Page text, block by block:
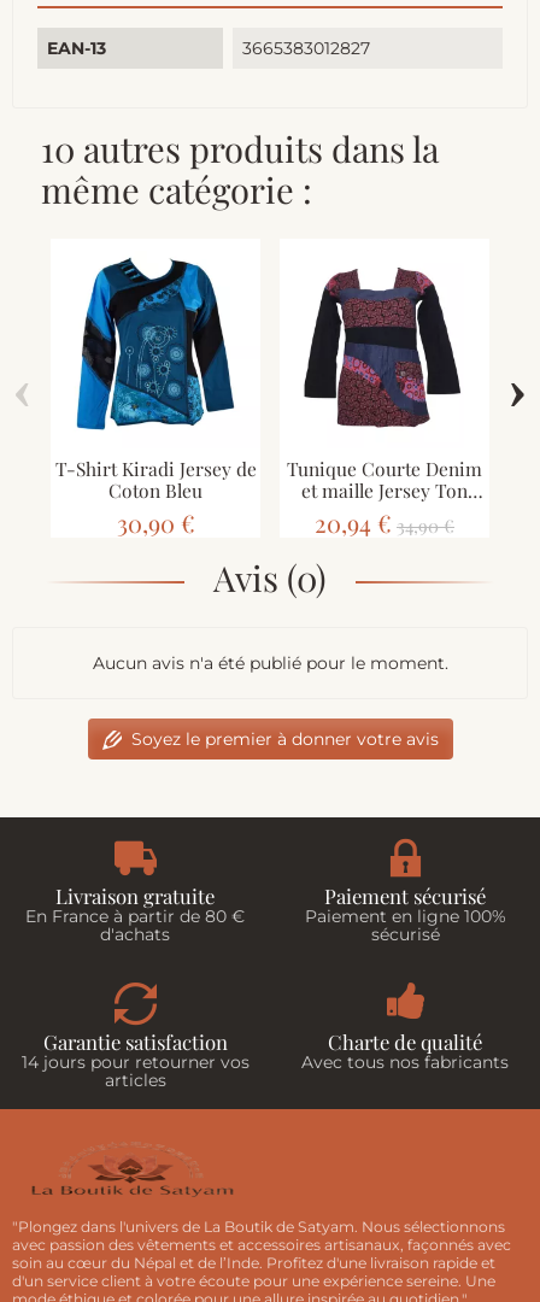
EAN-13 3665383012827
10 autres produits dans la
même catégorie :
T-Shirt Kiradi Jersey de
Coton Bleu
30,90 €
Tunique Courte Denim
et maille Jersey Ton
Bordeaux
20,94 € 34,90 €
‹ ›
Avis (0)
Aucun avis n'a été publié pour le moment.
Soyez le premier à donner votre avis
Livraison gratuite
En France à partir de 80 €
d'achats
Paiement sécurisé
Paiement en ligne 100%
sécurisé
Garantie satisfaction
14 jours pour retourner vos
articles
Charte de qualité
Avec tous nos fabricants
"Plongez dans l'univers de La Boutik de Satyam. Nous sélectionnons
avec passion des vêtements et accessoires artisanaux, façonnés avec
soin au cœur du Népal et de l’Inde. Profitez d'une livraison rapide et
d'un service client à votre écoute pour une expérience sereine. Une